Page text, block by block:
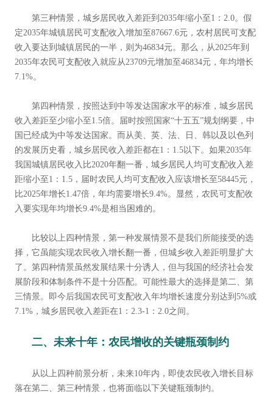
第三种情景，城乡居民收入差距到2035年缩小至1：2.0。假
定2035年城镇居民可支配收入增加至87667.6元，农村居民可支配
收入要达到城镇居民的一半，则为46834元。那么，从2025年到
2035年农民可支配收入就应从23709元增加至46834元，年均增长
7.1%。
第四种情景，按照达到中等发达国家水平的标准，城乡居民
收入差距至少缩小至1.5倍。届时按照国家“十五五”规划纲要，中
国已经成为中等发达国家。而从美、英、法、日、韩以及以色列
的发展历史看，城乡居民收入差距都在1：1.5以下。如果2035年
我国城镇居民收入比2020年翻一番，城乡居民人均可支配收入差
距缩小至1：1.5，届时农民人均可支配收入应该增长至58445元，
比2025年增长1.47倍，年均需要增长9.4%。显然，农民可支配收
入要实现年均增长9.4%是相当困难的。
比较以上四种情景，第一种发展情景不是我们所能接受的选
择，它虽能实现农民收入增长翻一番，但城乡收入差距明显扩大
了。第四种情景虽然发展结果十分诱人，但与我国的经济社会发
展阶段和体制条件不是十分匹配。可能性最大的选择是第二、第
三情景。即今后我国农民可支配收入年均增长速度分别达到5%或
7.1%，城乡居民收入差距在1：2.3-1：2.0之间 。
二、未来十年：农民增收的关键瓶颈制约
从以上四种前景分析，未来10年内，即使农民收入增长目标
落在第二、第三种情景，也将面临以下关键瓶颈制约。